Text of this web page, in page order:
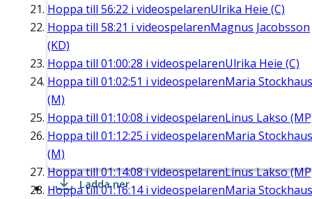
Hoppa till 56:22 i videospelarenUlrika Heie (C)
Hoppa till 58:21 i videospelarenMagnus Jacobsson
(KD)
Hoppa till 01:00:28 i videospelarenUlrika Heie (C)
Hoppa till 01:02:51 i videospelarenMaria Stockhaus
(M)
Hoppa till 01:10:08 i videospelarenLinus Lakso
Hoppa till 01:12:25 i videospelarenMaria Stockhaus
(M)
Hoppa till01:14:08i videospelarenLinus Lakso
Hoppa till01:16:14i videospelarenMaria Stockhaus
Ladda ner